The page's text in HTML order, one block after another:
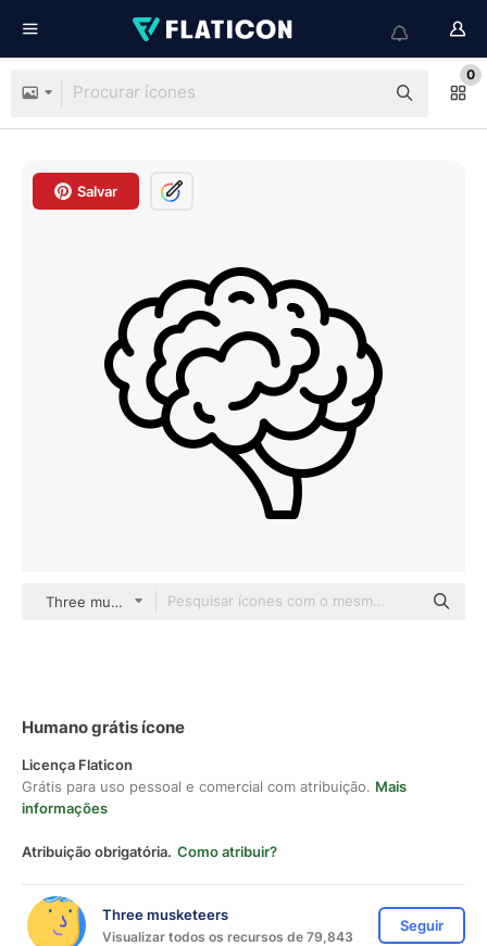
0
Salvar
Three musketeers outline
Humano grátis ícone
Licença Flaticon
Grátis para uso pessoal e comercial com atribuição. Mais
informações
Atribuição obrigatória. Como atribuir?
Three musketeers
Visualizar todos os recursos de 79,843
Seguir